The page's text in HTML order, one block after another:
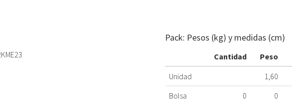
Pack: Pesos (kg) y medidas (cm)
Cantidad Peso
Unidad
1,60
Bolsa
0 0